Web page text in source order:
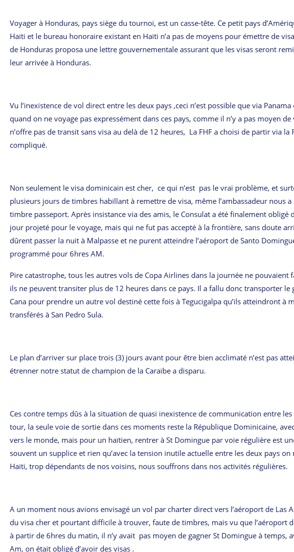
Voyager à Honduras, pays siège du tournoi, est un casse-tête. Ce petit pays
Haïti et le bureau honoraire existant en Haïti n’a pas de moyens pour émettre de
de Honduras proposa une lettre gouvernementale assurant que les visas seront
leur arrivée à Honduras.
Vu l’inexistence de vol direct entre les deux pays ,ceci n’est possible que via
quand on ne voyage pas expressément dans ces pays, comme il n’y a pas moyen
n’offre pas de transit sans visa au delà de 12 heures, La FHF a choisi de partir via
compliqué.
Non seulement le visa dominicain est cher, ce qui n’est pas le vrai problème, et
plusieurs jours de timbres habillant à remettre de visa, même l’ambassadeur nous
timbre passeport. Après insistance via des amis, le Consulat a été finalement
jour projeté pour le voyage, mais qui ne fut pas accepté à la frontière, sans doute
dûrent passer la nuit à Malpasse et ne purent atteindre l’aéroport de Santo
programmé pour 6hres AM.
Pire catastrophe, tous les autres vols de Copa Airlines dans la journée ne pouvaient
ils ne peuvent transiter plus de 12 heures dans ce pays. Il a fallu donc transporter le
Cana pour prendre un autre vol destiné cette fois à Tegucigalpa qu’ils atteindront à
transférés à San Pedro Sula.
Le plan d’arriver sur place trois (3) jours avant pour être bien acclimaté n’est pas
étrenner notre statut de champion de la Caraïbe a disparu.
Ces contre temps dûs à la situation de quasi inexistence de communication entre
tour, la seule voie de sortie dans ces moments reste la République Dominicaine,
vers le monde, mais pour un haïtien, rentrer à St Domingue par voie régulière est
souvent un supplice et rien qu’avec la tension inutile actuelle entre les deux pays
Haïti, trop dépendants de nos voisins, nous souffrons dans nos activités régulières.
A un moment nous avions envisagé un vol par charter direct vers l’aéroport de Las
du visa cher et pourtant difficile à trouver, faute de timbres, mais vu que l’aéroport
à partir de 6hres du matin, il n’y avait pas moyen de gagner St Domingue à
Am, on était obligé d’avoir des visas .